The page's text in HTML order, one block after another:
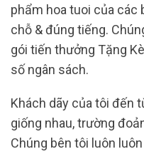
phẩm hoa tuoi của các
chỗ & đúng tiếng.
gói tiến thưởng Tặng
số ngân sách.
Khách dãy của tôi đến
giống nhau, trường
Chúng bên tôi luôn